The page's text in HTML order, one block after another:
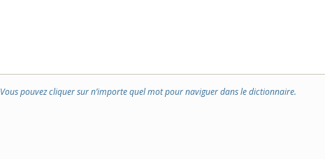
Vous pouvez cliquer sur n’importe quel mot pour naviguer dans le dictionnaire.